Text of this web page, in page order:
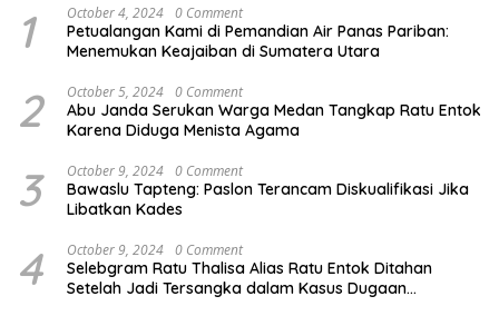
1 October 4, 2024 0 Comment
Petualangan Kami di Pemandian Air Panas Pariban:
Menemukan Keajaiban di Sumatera Utara
2 October 5, 2024 0 Comment
Abu Janda Serukan Warga Medan Tangkap Ratu Entok
Karena Diduga Menista Agama
3 October 9, 2024 0 Comment
Bawaslu Tapteng: Paslon Terancam Diskualifikasi Jika
Libatkan Kades
4 October 9, 2024 0 Comment
Selebgram Ratu Thalisa Alias Ratu Entok Ditahan
Setelah Jadi Tersangka dalam Kasus Dugaan